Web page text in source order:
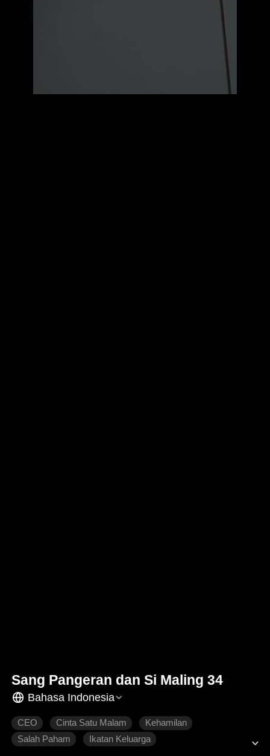
Sang Pangeran dan Si Maling 34
Bahasa Indonesia
CEO Cinta Satu Malam
Kehamilan
Salah Paham
Ikatan Keluarga